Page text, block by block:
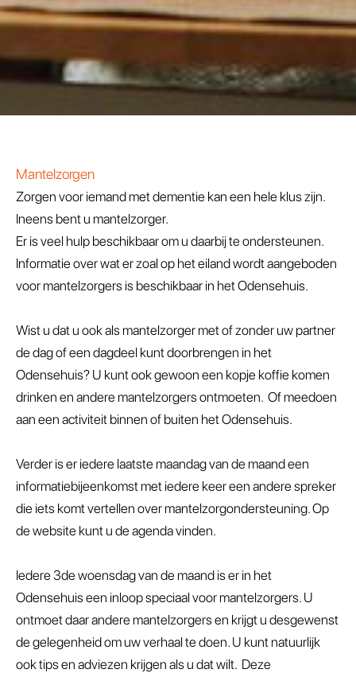
Mantelzorgen
Zorgen voor iemand met dementie kan een hele klus zijn.
Ineens bent u mantelzorger.
Er is veel hulp beschikbaar om u daarbij te ondersteunen.
Informatie over wat er zoal op het eiland wordt aangeboden
voor mantelzorgers is beschikbaar in het Odensehuis.
Wist u dat u ook als mantelzorger met of zonder uw partner
de dag of een dagdeel kunt doorbrengen in het
Odensehuis? U kunt ook gewoon een kopje koffie komen
drinken en andere mantelzorgers ontmoeten. Of meedoen
aan een activiteit binnen of buiten het Odensehuis.
Verder is er iedere laatste maandag van de maand een
informatiebijeenkomst met iedere keer een andere spreker
die iets komt vertellen over mantelzorgondersteuning. Op
de website kunt u de agenda vinden.
Iedere 3de woensdag van de maand is er in het
Odensehuis een inloop speciaal voor mantelzorgers. U
ontmoet daar andere mantelzorgers en krijgt u desgewenst
de gelegenheid om uw verhaal te doen. U kunt natuurlijk
ook tips en adviezen krijgen als u dat wilt. Deze